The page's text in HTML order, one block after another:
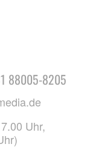
88005-8205
Uhr,